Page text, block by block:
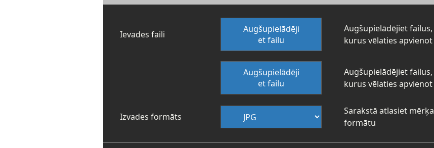
Ievades faili
Augšupielādēji
et failu
Augšupielādējiet failus,
kurus vēlaties apvienot
Augšupielādēji
et failu
Augšupielādējiet failus,
kurus vēlaties apvienot
Izvades formāts
Sarakstā atlasiet mērķa
formātu